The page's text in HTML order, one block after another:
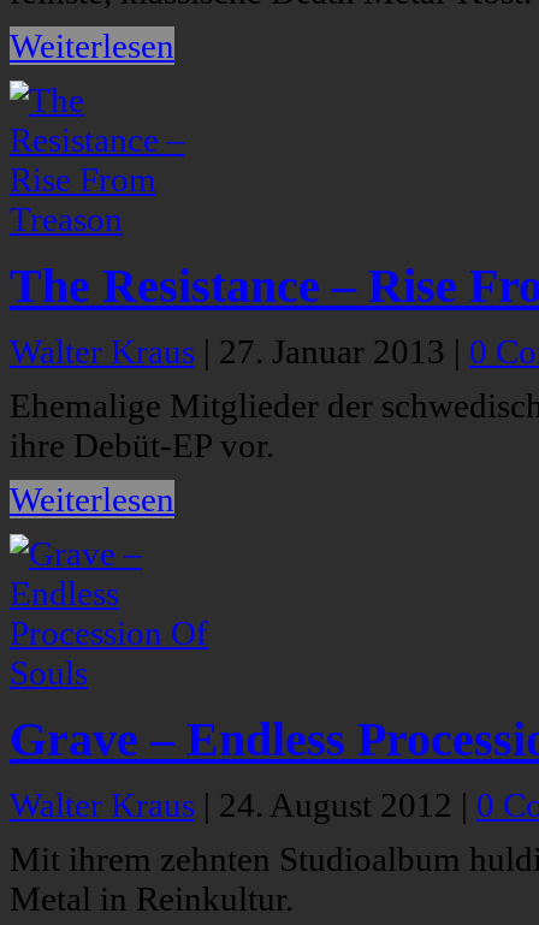
Weiterlesen
The Resistance – Rise
Walter Kraus | 27. Januar 2013 | 0
Ehemalige Mitglieder der
ihre Debüt-EP vor.
Weiterlesen
Grave – Endless
Walter Kraus | 24. August 2012 | 0
Mit ihrem zehnten Studioalbum
Metal in Reinkultur.